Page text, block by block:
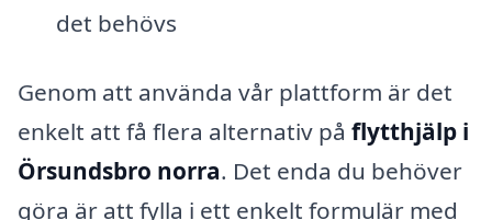
det behövs
Genom att använda vår plattform är det
enkelt att få flera alternativ på flytthjälp i
Örsundsbro norra. Det enda du behöver
göra är att fylla i ett enkelt formulär med